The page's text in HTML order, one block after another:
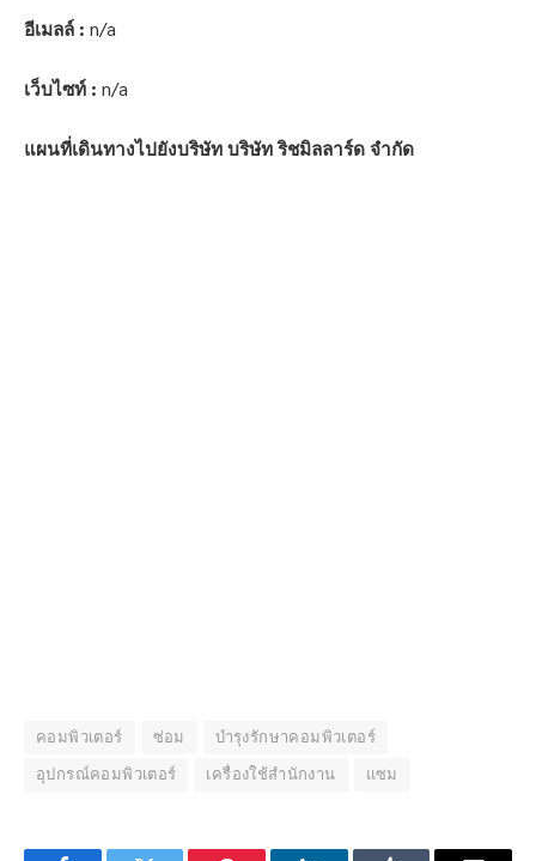
อีเมลล์ : n/a
เว็บไซท์ : n/a
แผนที่เดินทางไปยังบริษัท บริษัท ริชมิลลาร์ด จำกัด
คอมพิวเตอร์ ซ่อม
บำรุงรักษาคอมพิวเตอร์
อุปกรณ์คอมพิวเตอร์
เครื่องใช้สำนักงาน แซม